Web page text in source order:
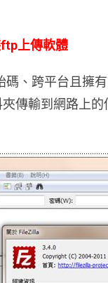
上傳軟體
碼、跨平台且擁
傳輸到網路上